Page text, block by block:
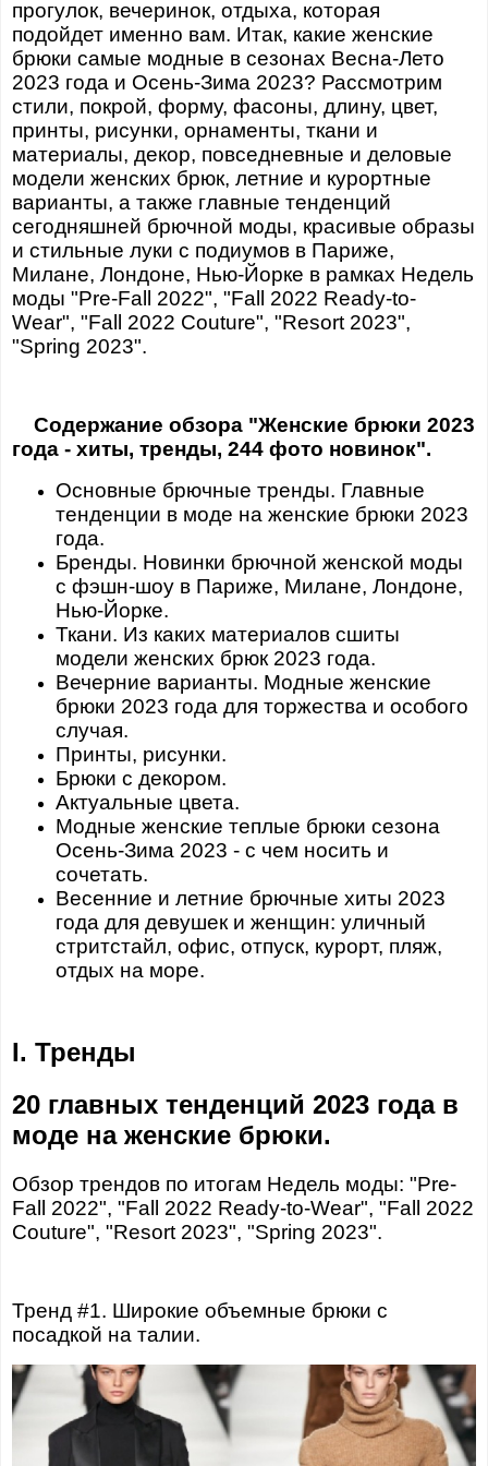
прогулок, вечеринок, отдыха, которая
подойдет именно вам. Итак, какие женские
брюки самые модные в сезонах Весна-Лето
2023 года и Осень-Зима 2023? Рассмотрим
стили, покрой, форму, фасоны, длину, цвет,
принты, рисунки, орнаменты, ткани и
материалы, декор, повседневные и деловые
модели женских брюк, летние и курортные
варианты, а также главные тенденций
сегодняшней брючной моды, красивые образы
и стильные луки с подиумов в Париже,
Милане, Лондоне, Нью-Йорке в рамках Недель
моды "Pre-Fall 2022", "Fall 2022 Ready-to-
Wear", "Fall 2022 Couture", "Resort 2023",
"Spring 2023".
Содержание обзора "Женские брюки 2023
года - хиты, тренды, 244 фото новинок".
Основные брючные тренды. Главные
тенденции в моде на женские брюки 2023
года.
Бренды. Новинки брючной женской моды
с фэшн-шоу в Париже, Милане, Лондоне,
Нью-Йорке.
Ткани. Из каких материалов сшиты
модели женских брюк 2023 года.
Вечерние варианты. Модные женские
брюки 2023 года для торжества и особого
случая.
Принты, рисунки.
Брюки с декором.
Актуальные цвета.
Модные женские теплые брюки сезона
Осень-Зима 2023 - с чем носить и
сочетать.
Весенние и летние брючные хиты 2023
года для девушек и женщин: уличный
стритстайл, офис, отпуск, курорт, пляж,
отдых на море.
I. Тренды
20 главных тенденций 2023 года в
моде на женские брюки.
Обзор трендов по итогам Недель моды: "Pre-
Fall 2022", "Fall 2022 Ready-to-Wear", "Fall 2022
Couture", "Resort 2023", "Spring 2023".
Тренд #1. Широкие объемные брюки с
посадкой на талии.